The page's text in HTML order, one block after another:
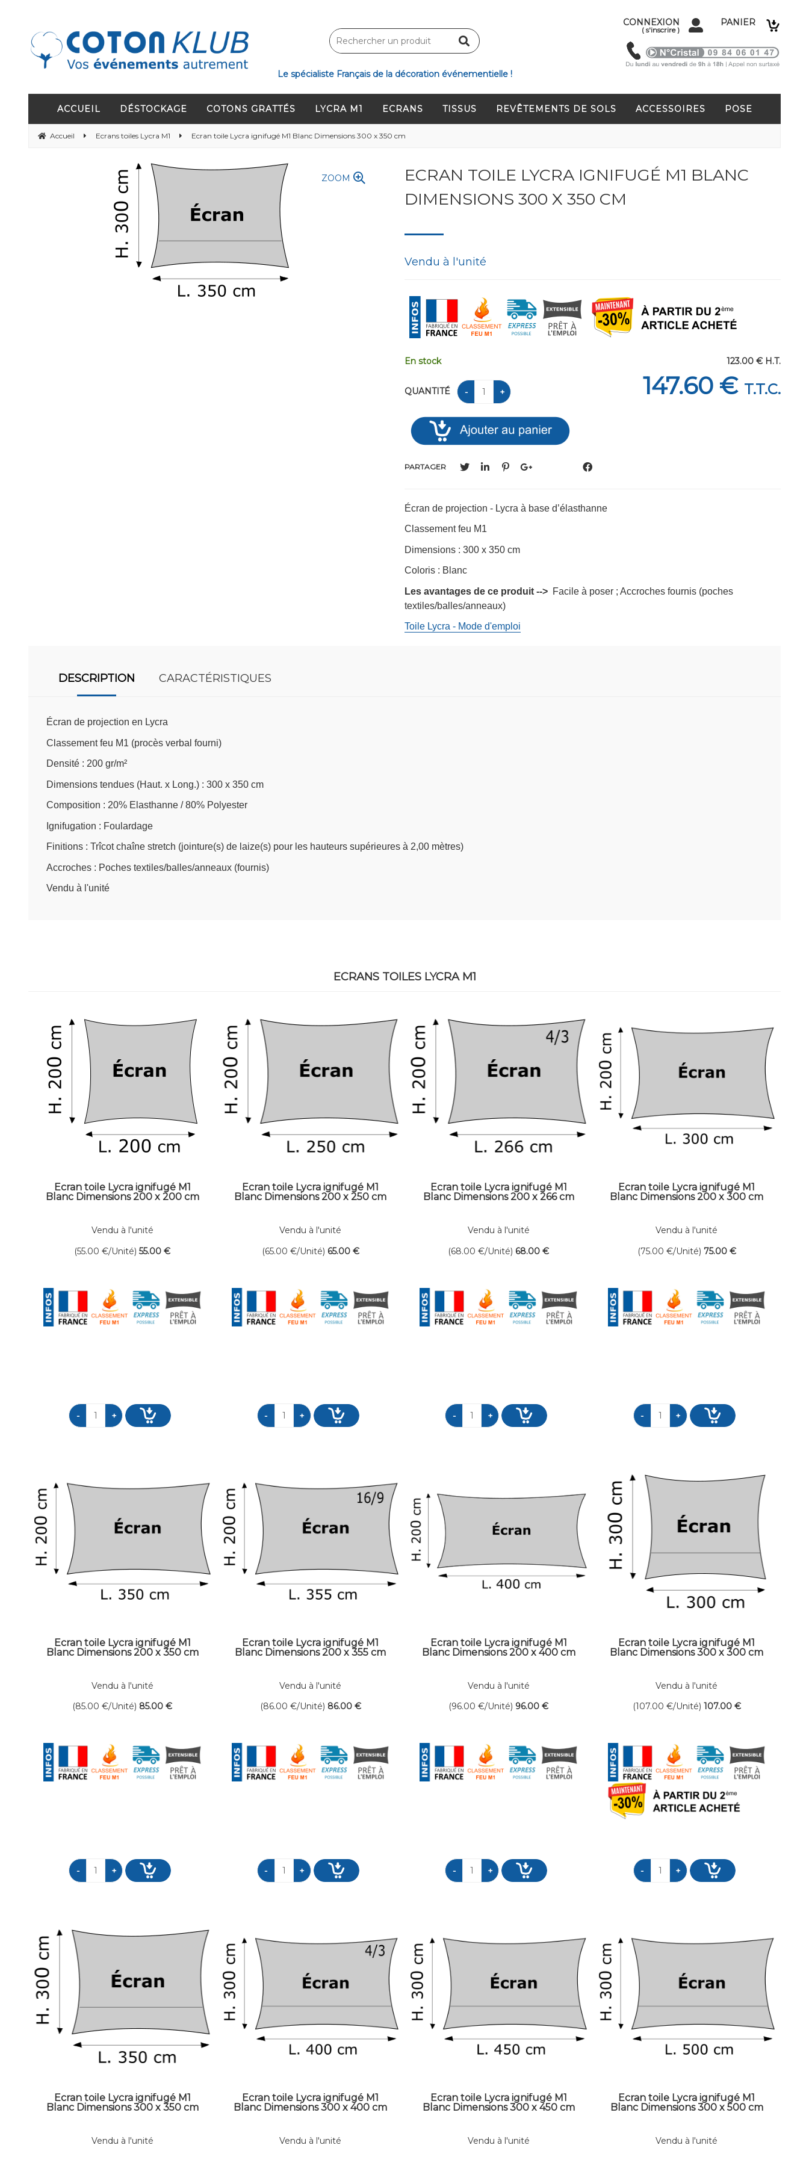
Le spécialiste Français de la décoration événementielle !
CONNEXION
( s'inscrire )
PANIER
ACCUEIL DÉSTOCKAGE COTONS GRATTÉS LYCRA M1 ECRANS TISSUS REVÊTEMENTS DE SOLS ACCESSOIRES POSE
Accueil Ecrans toiles Lycra M1 Ecran toile Lycra ignifugé M1 Blanc Dimensions 300 x 350 cm
ZOOM
ECRAN TOILE LYCRA IGNIFUGÉ M1 BLANC
DIMENSIONS 300 X 350 CM
Vendu à l'unité
123.00 € H.T.
147.60 € T.T.C.
En stock
QUANTITÉ
PARTAGER
Écran de projection - Lycra à base d’élasthanne
Classement feu M1
Dimensions : 300 x 350 cm
Coloris : Blanc
Les avantages de ce produit --> Facile à poser ; Accroches fournis (poches
textiles/balles/anneaux)
Toile Lycra - Mode d'emploi
DESCRIPTION CARACTÉRISTIQUES
Écran de projection en Lycra
Classement feu M1 (procès verbal fourni)
Densité : 200 gr/m²
Dimensions tendues (Haut. x Long.) : 300 x 350 cm
Composition : 20% Elasthanne / 80% Polyester
Ignifugation : Foulardage
Finitions : Trîcot chaîne stretch (jointure(s) de laize(s) pour les hauteurs supérieures à 2,00 mètres)
Accroches : Poches textiles/balles/anneaux (fournis)
Vendu à l'unité
ECRANS TOILES LYCRA M1
Ecran toile Lycra ignifugé M1
Blanc Dimensions 200 x 200 cm
Vendu à l'unité
(55.00€/Unité) 55.00 €
Ecran toile Lycra ignifugé M1
Blanc Dimensions 200 x 250 cm
Vendu à l'unité
(65.00 €/Unité) 65.00 €
Ecran toile Lycra ignifugé M1
Blanc Dimensions 200 x 266 cm
Vendu à l'unité
(68.00€/Unité) 68.00 €
Ecran toile Lycra ignifugé M1
Blanc Dimensions 200 x 300 cm
Vendu à l'unité
(75.00 €/Unité) 75.00 €
Ecran toile Lycra ignifugé M1
Blanc Dimensions 200 x 350 cm
Vendu à l'unité
(85.00€/Unité) 85.00 €
Ecran toile Lycra ignifugé M1
Blanc Dimensions 200 x 355 cm
Vendu à l'unité
(86.00 €/Unité) 86.00 €
Ecran toile Lycra ignifugé M1
Blanc Dimensions 200 x 400 cm
Vendu à l'unité
(96.00€/Unité) 96.00 €
Ecran toile Lycra ignifugé M1
Blanc Dimensions 300 x 300 cm
Vendu à l'unité
(107.00 €/Unité) 107.00 €
Ecran toile Lycra ignifugé M1
Blanc Dimensions 300 x 350 cm
Vendu à l'unité
Ecran toile Lycra ignifugé M1
Blanc Dimensions 300 x 400 cm
Vendu à l'unité
Ecran toile Lycra ignifugé M1
Blanc Dimensions 300 x 450 cm
Vendu à l'unité
Ecran toile Lycra ignifugé M1
Blanc Dimensions 300 x 500 cm
Vendu à l'unité